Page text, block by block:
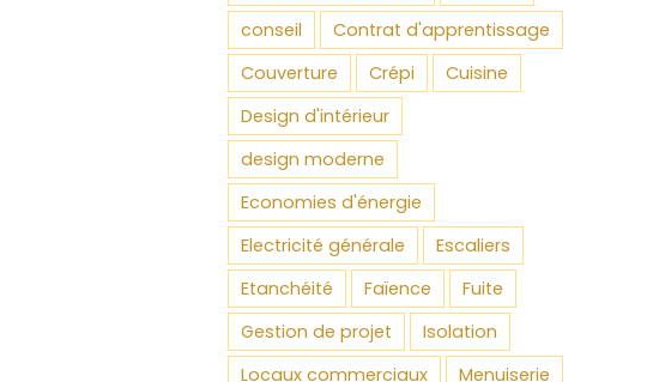
conseil
Contrat d'apprentissage
Couverture
Crépi
Cuisine
Design d'intérieur
design moderne
Economies d'énergie
Electricité générale
Escaliers
Etanchéité
Faïence
Fuite
Gestion de projet
Isolation
Locaux commerciaux
Menuiserie